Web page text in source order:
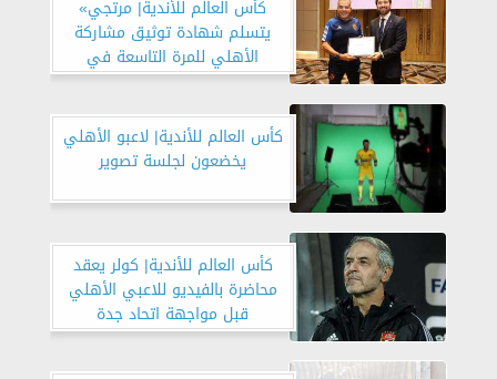
كأس العالم للأندية| مرتجي»
يتسلم شهادة توثيق مشاركة
الأهلي للمرة التاسعة في
المونديال
كأس العالم للأندية| لاعبو الأهلي
يخضعون لجلسة تصوير
كأس العالم للأندية| كولر يعقد
محاضرة بالفيديو للاعبي الأهلي
قبل مواجهة اتحاد جدة